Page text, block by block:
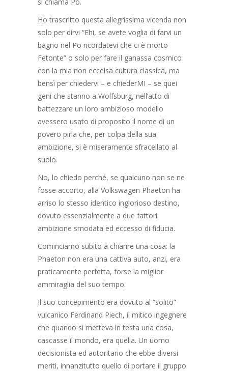
Ho trascritto questa allegrissima vicenda non
solo per dirvi “Ehi, se avete voglia di farvi un
bagno nel Po ricordatevi che ci è morto
Fetonte” o solo per fare il ganassa cosmico
con la mia non eccelsa cultura classica, ma
bensì per chiedervi – e chiederMI – se quei
geni che stanno a Wolfsburg, nell’atto di
battezzare un loro ambizioso modello
avessero usato di proposito il nome di un
povero pirla che, per colpa della sua
ambizione, si è miseramente sfracellato al
suolo.
No, lo chiedo perché, se qualcuno non se ne
fosse accorto, alla Volkswagen Phaeton ha
arriso lo stesso identico inglorioso destino,
dovuto essenzialmente a due fattori:
ambizione smodata ed eccesso di fiducia.
Cominciamo subito a chiarire una cosa: la
Phaeton non era una cattiva auto, anzi, era
praticamente perfetta, forse la miglior
ammiraglia del suo tempo.
Il suo concepimento era dovuto al “solito”
vulcanico Ferdinand Piech, il mitico ingegnere
che quando si metteva in testa una cosa,
cascasse il mondo, era quella. Un uomo
decisionista ed autoritario che ebbe diversi
meriti, innanzitutto quello di portare il gruppo